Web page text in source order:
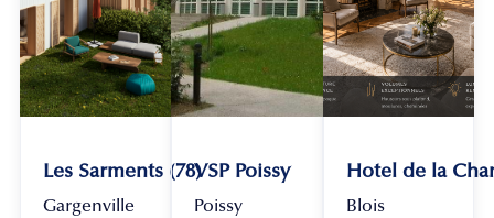
Les Sarments (78)
Gargenville
VSP Poissy
Poissy
Hotel de la
Blois